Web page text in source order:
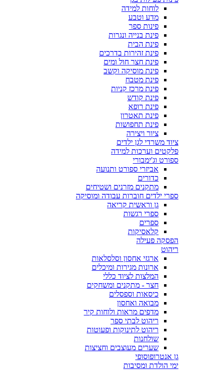
לוחות למידה
מדע וטבע
פינות ספר
פינת בנייה ונגרות
פינת הבית
פינת זהירות בדרכים
פינת חצר חול ומים
פינת מוסיקה וקשב
פינת מטבח
פינת מרכז קניות
פינת קודש
פינת רופא
פינת תאטרון
פינת תחפושות
ציור ויצירה
ציוד משרדי לגן ילדים
פלקטים וערכות למידה
ספורט וג'ימבורי
אביזרי ספורט ותנועה
כדורים
מתקנים מזרנים ושטיחים
ספרי ילדים חוברות עבודה ומוסיקה
גן וראשית קריאה
ספרי רגשות
ספרים
קלאסיקות
הפסקה פעילה
ריהוט
ארגזי אחסון וסלסלאות
ארונות מגירות ומיכלים
המלצות לציוד כללי
חצר - מתקנים ומשחקים
כיסאות וספסלים
מבואה ואחסון
מדפים מראות ולוחות קיר
ריהוט לבתי ספר
ריהוט לתינוקות ופעוטות
שולחנות
שערים מעוצבים וחציצות
גן אנטרופוסופי
ימי הולדת ומסיבות